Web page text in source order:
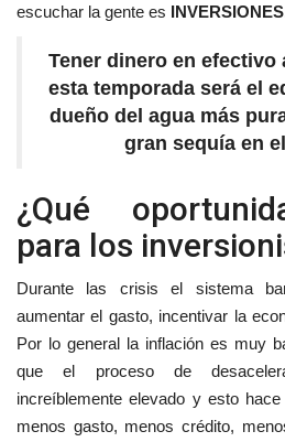
escuchar la gente es INVERSIONES
Tener dinero en efectivo
esta temporada será el
dueño del agua más
gran sequía en
¿Qué
para los
Durante las crisis el sistema
aumentar el gasto, incentivar la
Por lo general la inflación es muy
que el proceso de
increíblemente elevado y esto
menos gasto, menos crédito,